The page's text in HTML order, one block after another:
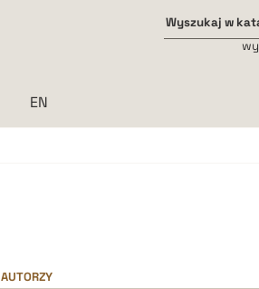
AUTORZY